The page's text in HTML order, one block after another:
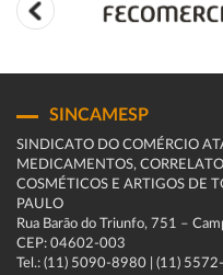
SINCAMESP
SINDICATO DO COMÉRCIO
MEDICAMENTOS,
COSMÉTICOS E ARTIGOS DE
PAULO
Rua Barão do Triunfo, 751 –
CEP: 04602-003
Tel.: (11) 5090-8980 | (11)